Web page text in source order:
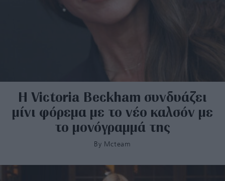
H Victoria Beckham συνδυάζει
μίνι φόρεμα με το νέο καλσόν με
το μονόγραμμά της
By Mcteam